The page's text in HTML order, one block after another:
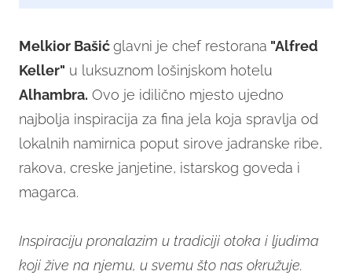
Melkior Bašićglavni je chef restorana "Alfred
Keller" u luksuznom lošinjskom hotelu
Alhambra. Ovo je idilično mjesto ujedno
najbolja inspiracija za fina jela koja spravlja od
lokalnih namirnica poput sirove jadranske ribe,
rakova, creske janjetine, istarskog goveda i
magarca.
Inspiraciju pronalazim u tradiciji otoka i ljudima
koji žive na njemu, u svemu što nas okružuje.